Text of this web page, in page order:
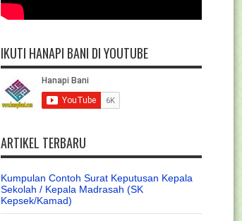
IKUTI HANAPI BANI DI YOUTUBE
ARTIKEL TERBARU
Kumpulan Contoh Surat Keputusan Kepala
Sekolah / Kepala Madrasah (SK
Kepsek/Kamad)